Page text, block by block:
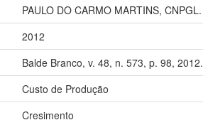
PAULO DO CARMO MARTINS, CNPGL.
2012
Balde Branco, v. 48, n. 573, p. 98, 2012.
Custo de Produção
Cresimento